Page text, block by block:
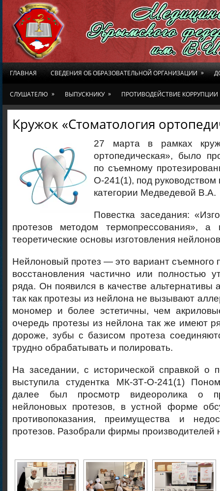
ГЛАВНАЯ СВЕДЕНИЯ ОБ ОБРАЗОВАТЕЛЬНОЙ ОРГАНИЗАЦИИ »
СЛУШАТЕЛЮ » ВЫПУСКНИКУ » ПРОТИВОДЕЙСТВИЕ КОРРУПЦИИ
Кружок «Стоматология
27 марта в рамках
ортопедическая», было
по съемному
О-241(1), под руководством
категории Медведевой В.А.
Повестка заседания:
протезов методом термопрессования», а
теоретические основы изготовления
Нейлоновый протез — это вариант съемного
восстановления частично или полностью
ряда. Он появился в качестве альтернативы
так как протезы из нейлона не вызывают
мономер и более эстетичны, чем
очередь протезы из нейлона так же имеют
дороже, зубы с базисом протеза
трудно обрабатывать и полировать.
На заседании, с исторической справкой о
выступила студентка МК-ЗТ-О-241(1)
далее был просмотр видеоролика о
нейлоновых протезов, в устной форме
противопоказания, преимущества и
протезов. Разобрали фирмы производителей